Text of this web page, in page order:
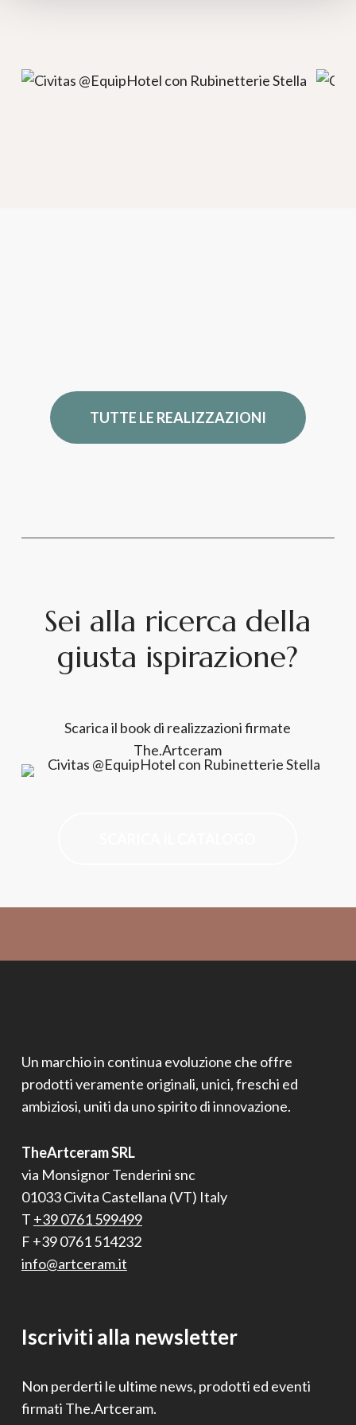
TUTTE LE REALIZZAZIONI
Sei alla ricerca della
giusta ispirazione?
Scarica il book di realizzazioni firmate
The.Artceram
Un marchio in continua evoluzione che offre
prodotti veramente originali, unici, freschi ed
ambiziosi, uniti da uno spirito di innovazione.
TheArtceram SRL
via Monsignor Tenderini snc
01033 Civita Castellana (VT) Italy
T +39 0761 599499
F +39 0761 514232
info@artceram.it
Iscriviti alla newsletter
Non perderti le ultime news, prodotti ed eventi
firmati The.Artceram.